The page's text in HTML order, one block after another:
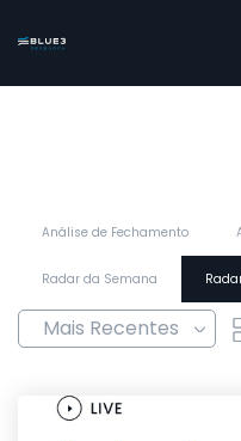
Análise de Fechamento
Radar da Semana